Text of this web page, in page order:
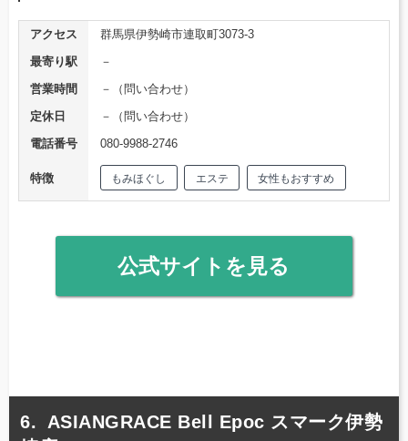
アクセス
群馬県伊勢崎市連取町3073-3
最寄り駅
－
営業時間
－（問い合わせ）
定休日
－（問い合わせ）
電話番号
080-9988-2746
特徴 もみほぐし エステ 女性もおすすめ
公式サイトを見る
ASIANGRACE Bell Epoc スマーク伊勢